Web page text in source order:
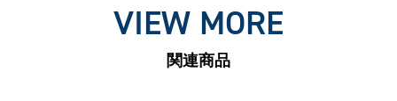
VIEW MORE
関連商品